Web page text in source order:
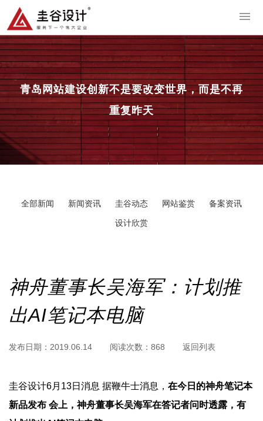
青岛网站建设创新不是要改变世界，而是不再
重复昨天
全部新闻 新闻资讯 圭谷动态 网站鉴赏 备案资讯
设计欣赏
神舟董事长吴海军：计划推
出AI笔记本电脑
发布日期： 2019.06.14 阅读次数： 868 返回列表
圭谷设计6月13日消息 据鞭牛士消息， 在今日的神舟笔记本
新品发布 会上，神舟董事长吴海军在答记者问时透露，有